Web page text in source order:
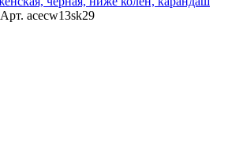
Арт. acecw13sk29